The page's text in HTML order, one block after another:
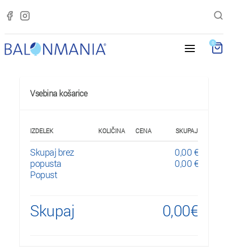
0
Vsebina košarice
IZDELEK KOLIČINA CENA SKUPAJ
Skupaj brez
popusta
Popust
0,00€
0,00€
Skupaj 0,00€